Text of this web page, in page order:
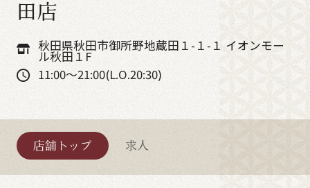
田店
秋田県秋田市御所野地蔵田１-１-１ イオンモー
ル秋田１F
11:00～21:00(L.O.20:30)
店舗トップ 求人